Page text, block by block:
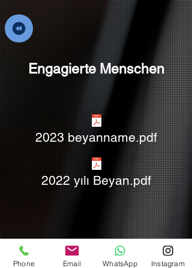
Engagierte Menschen
2023 beyanname.pdf
2022 yılı Beyan.pdf
Phone Email WhatsApp Instagram